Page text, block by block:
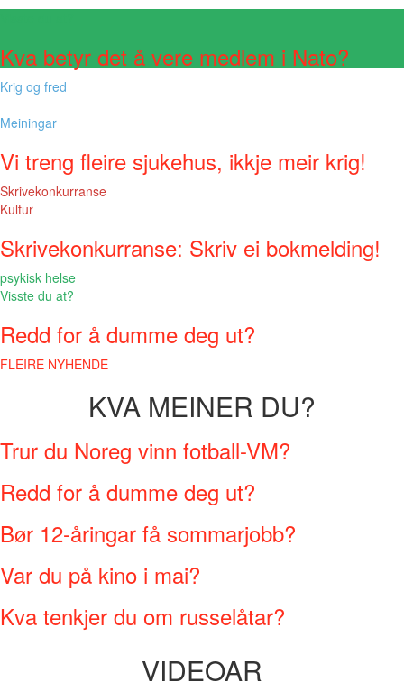
Kva betyr det å vere medlem i Nato?
Krig og fred
Meiningar
Vi treng fleire sjukehus, ikkje meir krig!
Skrivekonkurranse
Kultur
Skrivekonkurranse: Skriv ei bokmelding!
psykisk helse
Visste du at?
Redd for å dumme deg ut?
FLEIRE NYHENDE
KVA MEINER DU?
Trur du Noreg vinn fotball-VM?
Redd for å dumme deg ut?
Bør 12-åringar få sommarjobb?
Var du på kino i mai?
Kva tenkjer du om russelåtar?
VIDEOAR